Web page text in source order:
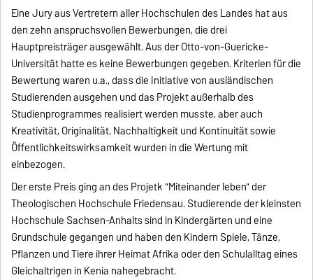
Eine Jury aus Vertretern aller Hochschulen des Landes hat aus
den zehn anspruchsvollen Bewerbungen, die drei
Hauptpreisträger ausgewählt. Aus der Otto-von-Guericke-
Universität hatte es keine Bewerbungen gegeben. Kriterien für die
Bewertung waren u.a., dass die Initiative von ausländischen
Studierenden ausgehen und das Projekt außerhalb des
Studienprogrammes realisiert werden musste, aber auch
Kreativität, Originalität, Nachhaltigkeit und Kontinuität sowie
Öffentlichkeitswirksamkeit wurden in die Wertung mit
einbezogen.
Der erste Preis ging an des Projetk "Miteinander leben" der
Theologischen Hochschule Friedensau. Studierende der kleinsten
Hochschule Sachsen-Anhalts sind in Kindergärten und eine
Grundschule gegangen und haben den Kindern Spiele, Tänze,
Pflanzen und Tiere ihrer Heimat Afrika oder den Schulalltag eines
Gleichaltrigen in Kenia nahegebracht.